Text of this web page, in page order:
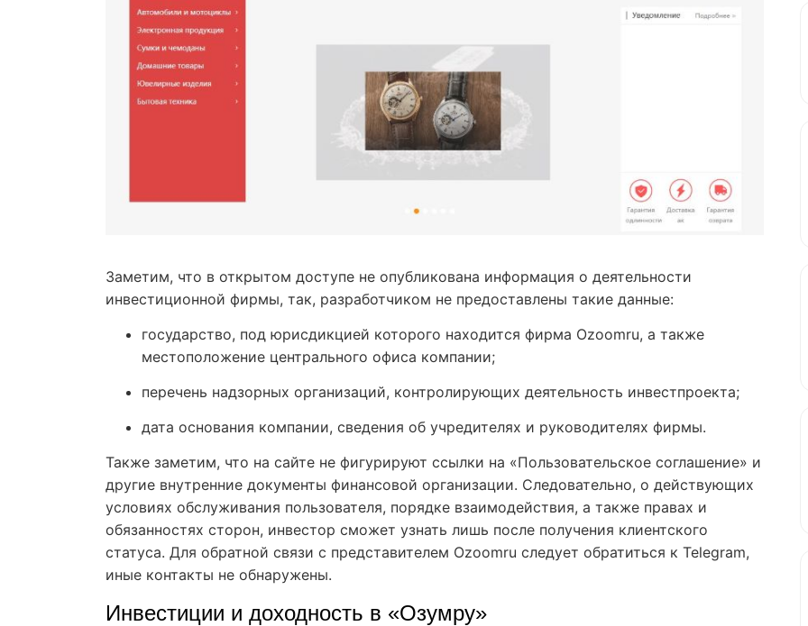
Заметим, что в открытом доступе не опубликована информация о деятельности
инвестиционной фирмы, так, разработчиком не предоставлены такие данные:
государство, под юрисдикцией которого находится фирма Ozoomru, а также
местоположение центрального офиса компании;
перечень надзорных организаций, контролирующих деятельность инвестпроекта;
дата основания компании, сведения об учредителях и руководителях фирмы.
Также заметим, что на сайте не фигурируют ссылки на «Пользовательское соглашение» и
другие внутренние документы финансовой организации. Следовательно, о действующих
условиях обслуживания пользователя, порядке взаимодействия, а также правах и
обязанностях сторон, инвестор сможет узнать лишь после получения клиентского
статуса. Для обратной связи с представителем Ozoomru следует обратиться к Telegram,
иные контакты не обнаружены.
Инвестиции и доходность в «Озумру»